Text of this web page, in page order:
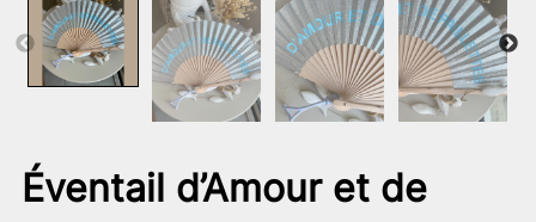
Éventail d’Amour et de